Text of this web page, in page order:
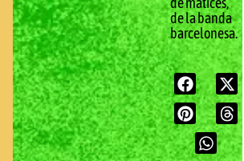
de la banda
barcelonesa.